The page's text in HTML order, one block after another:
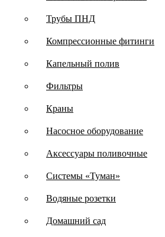
Трубы ПНД
Компрессионные фитинги
Капельный полив
Фильтры
Краны
Насосное оборудование
Аксессуары поливочные
Системы «Туман»
Водяные розетки
Домашний сад